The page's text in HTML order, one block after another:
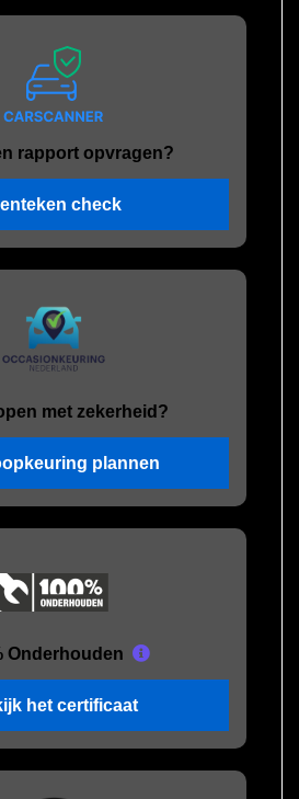
rapport opvragen?
check
met zekerheid?
plannen
Onderhouden
het certificaat